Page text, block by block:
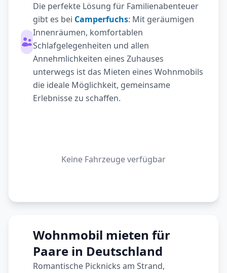
Die perfekte Lösung für Familienabenteuer
gibt es bei Camperfuchs: Mit geräumigen
Innenräumen, komfortablen
Schlafgelegenheiten und allen
Annehmlichkeiten eines Zuhauses
unterwegs ist das Mieten eines Wohnmobils
die ideale Möglichkeit, gemeinsame
Erlebnisse zu schaffen.
Keine Fahrzeuge verfügbar
Wohnmobil mieten für
Paare in Deutschland
Romantische Picknicks am Strand,